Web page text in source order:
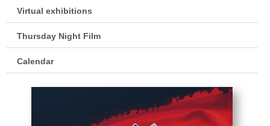
Virtual exhibitions
Thursday Night Film
Calendar